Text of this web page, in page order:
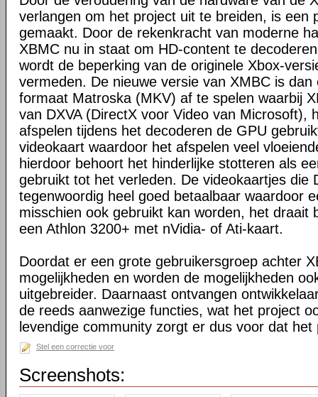
verlangen om het project uit te breiden, is een
gemaakt. Door de rekenkracht van moderne
XBMC nu in staat om HD-content te
wordt de beperking van de originele Xbox-
vermeden. De nieuwe versie van XMBC is
formaat Matroska (MKV) af te spelen waarbij
van DXVA (DirectX voor Video van Microsoft),
afspelen tijdens het decoderen de GPU
videokaart waardoor het afspelen veel
hierdoor behoort het hinderlijke stotteren als
gebruikt tot het verleden. De videokaartjes die
tegenwoordig heel goed betaalbaar waardoor
misschien ook gebruikt kan worden, het draait
een Athlon 3200+ met nVidia- of Ati-kaart.
Doordat er een grote gebruikersgroep achter
mogelijkheden en worden de mogelijkheden
uitgebreider. Daarnaast ontvangen
de reeds aanwezige functies, wat het project
levendige community zorgt er dus voor dat
Stel een correctie voor
Screenshots: